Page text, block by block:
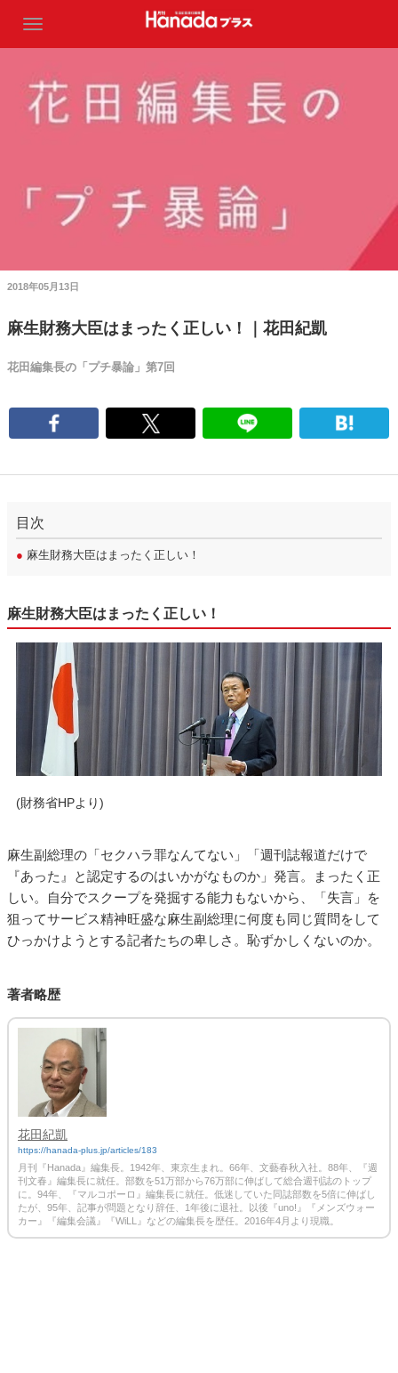
2018年05月13日
麻生財務大臣はまったく正しい！｜花田紀凱
花田編集長の「プチ暴論」第7回
目次
● 麻生財務大臣はまったく正しい！
麻生財務大臣はまったく正しい！
(財務省HPより)
麻生副総理の「セクハラ罪なんてない」「週刊誌報道だけで
『あった』と認定するのはいかがなものか」発言。まったく正
しい。自分でスクープを発掘する能力もないから、「失言」を
狙ってサービス精神旺盛な麻生副総理に何度も同じ質問をして
ひっかけようとする記者たちの卑しさ。恥ずかしくないのか。
著者略歴
花田紀凱
https://hanada-plus.jp/articles/183
月刊『Hanada』編集長。1942年、東京生まれ。66年、文藝春秋入社。88年、『週
刊文春』編集長に就任。部数を51万部から76万部に伸ばして総合週刊誌のトップ
に。94年、『マルコポーロ』編集長に就任。低迷していた同誌部数を5倍に伸ばし
たが、95年、記事が問題となり辞任、1年後に退社。以後『uno!』『メンズウォー
カー』『編集会議』『WiLL』などの編集長を歴任。2016年4月より現職。